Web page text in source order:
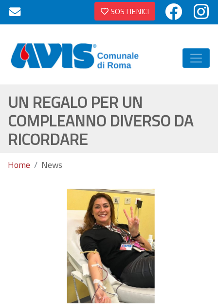
SOSTIENICI
UN REGALO PER UN
COMPLEANNO DIVERSO DA
RICORDARE
Home News